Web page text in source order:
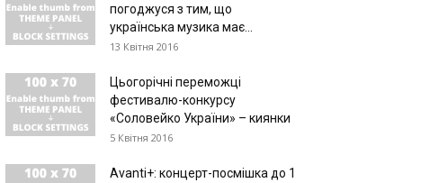
погоджуся з тим, що
українська музика має...
13 Квітня 2016
Цьогорічні переможці
фестивалю-конкурсу
«Соловейко України» – киянки
5 Квітня 2016
Avanti+: концерт-посмішка до 1